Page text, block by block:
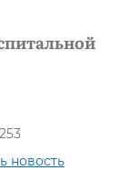
253
новость